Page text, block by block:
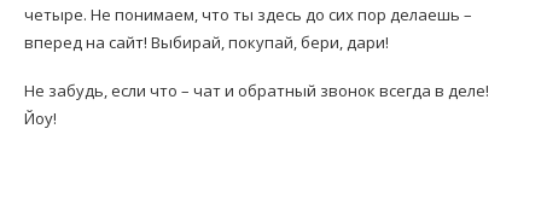
четыре. Не понимаем, что ты здесь до сих пор делаешь –
вперед на сайт! Выбирай, покупай, бери, дари!
Не забудь, если что – чат и обратный звонок всегда в деле!
Йоу!